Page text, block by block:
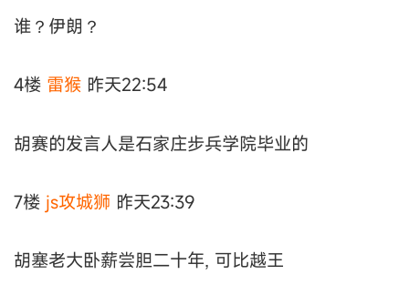
谁？伊朗？
4楼 雷猴 昨天22:54
胡赛的发言人是石家庄步兵学院毕业的
7楼 js攻城狮 昨天23:39
胡塞老大卧薪尝胆二十年, 可比越王